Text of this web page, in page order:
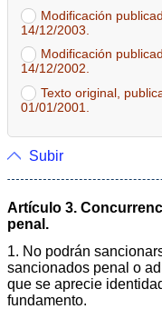
Modificación
14/12/2003.
Modificación
14/12/2002.
Texto original,
01/01/2001.
Subir
Artículo 3.
penal.
1. No podrán
sancionados penal o
que se aprecie
fundamento.